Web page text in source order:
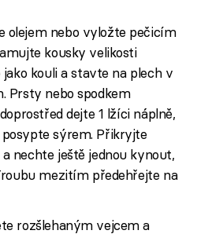
olejem nebo vyložte pečicím
kousky velikosti
kouli a stavte na plech v
Prsty nebo spodkem
dejte 1 lžíci náplně,
sýrem. Přikryjte
nechte ještě jednou kynout,
mezitím předehřejte na
rozšlehaným vejcem a